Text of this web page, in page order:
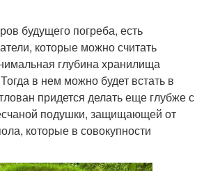
будущего погреба, есть
которые можно считать
глубина хранилища
в нем можно будет встать в
придется делать еще глубже с
подушки, защищающей от
которые в совокупности